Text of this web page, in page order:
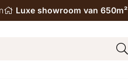
Luxe showroom van 650m²